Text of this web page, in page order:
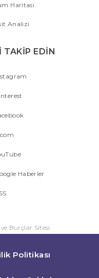
Haritası
Analizi
TAKİP EDİN
Haberler
Burçlar Sitesi
Politikası